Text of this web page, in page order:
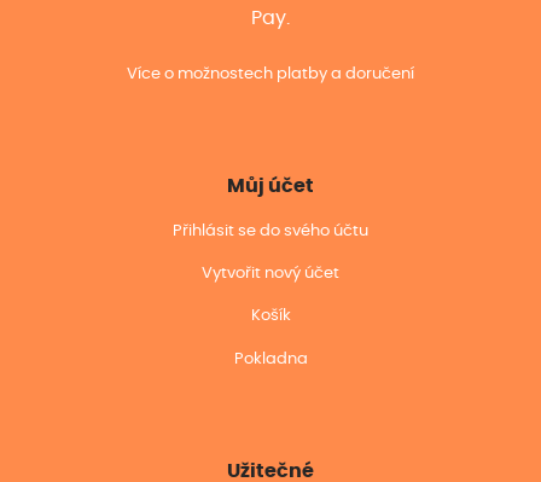
Pay.
Více o možnostech platby a doručení
Můj účet
Přihlásit se do svého účtu
Vytvořit nový účet
Košík
Pokladna
Užitečné